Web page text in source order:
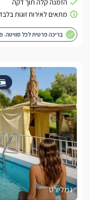
בריכה פרטית לכל סוויטה.
גמליורט